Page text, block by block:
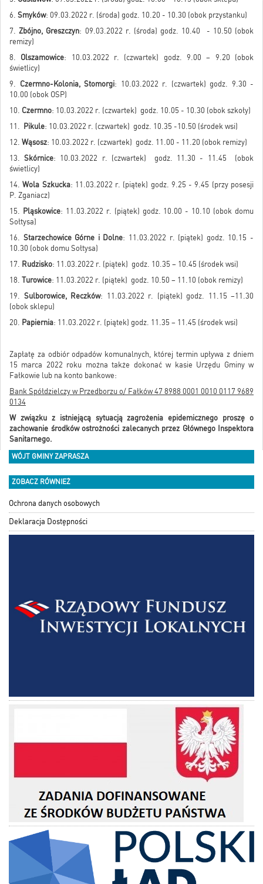
6. Smyków: 09.03.2022 r. (środa) godz. 10.20 - 10.30 (obok przystanku)
7.Zbójno, Greszczyn: 09.03.2022 r. (środa) godz. 10.40 - 10.50 (obok
remizy)
8. Olszamowice: 10.03.2022 r. (czwartek) godz. 9.00 – 9.20 (obok
świetlicy)
9. Czermno-Kolonia, Stomorgi: 10.03.2022 r. (czwartek) godz. 9.30 -
10.00 (obok OSP)
10. Czermno: 10.03.2022 r. (czwartek) godz. 10.05 - 10.30 (obok szkoły)
11. Pikule: 10.03.2022 r. (czwartek) godz. 10.35 -10.50 (środek wsi)
12. Wąsosz: 10.03.2022 r. (czwartek) godz. 11.00 - 11.20 (obok remizy)
13.Skórnice: 10.03.2022 r. (czwartek) godz. 11.30 - 11.45 (obok
świetlicy)
14.Wola Szkucka: 11.03.2022 r. (piątek) godz. 9.25 - 9.45 (przy posesji
P. Zganiacz)
15. Pląskowice: 11.03.2022 r. (piątek) godz. 10.00 - 10.10 (obok domu
Sołtysa)
16. Starzechowice Górne i Dolne: 11.03.2022 r. (piątek) godz. 10.15 -
10.30 (obok domu Sołtysa)
17. Rudzisko: 11.03.2022 r. (piątek) godz. 10.35 – 10.45 (środek wsi)
18. Turowice: 11.03.2022 r. (piątek) godz. 10.50 – 11.10 (obok remizy)
19. Sulborowice, Reczków: 11.03.2022 r. (piątek) godz. 11.15 –11.30
(obok sklepu)
20. Papiernia: 11.03.2022 r. (piątek) godz. 11.35 – 11.45 (środek wsi)
Zapłatę za odbiór odpadów komunalnych, której termin upływa z dniem
15 marca 2022 roku można także dokonać w kasie Urzędu Gminy w
Fałkowie lub na konto bankowe:
Bank Spółdzielczy w Przedborzu o/ Fałków 47 8988 0001 0010 0117 9689
0134
W związku z istniejącą sytuacją zagrożenia epidemicznego proszę o
zachowanie środków ostrożności zalecanych przez Głównego Inspektora
Sanitarnego.
WÓJT GMINY ZAPRASZA
ZOBACZ RÓWNIEŻ
Ochrona danych osobowych
Deklaracja Dostępności